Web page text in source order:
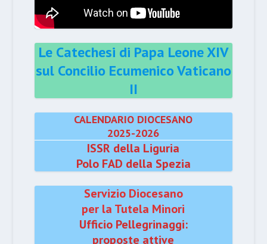
Le Catechesi di Papa Leone XIV
sul Concilio Ecumenico Vaticano
II
CALENDARIO DIOCESANO
2025-2026
ISSR della Liguria
Polo FAD della Spezia
Servizio Diocesano
per la Tutela Minori
Ufficio Pellegrinaggi:
proposte attive